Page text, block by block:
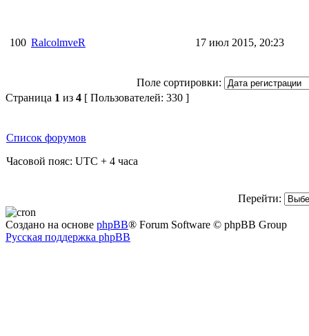
100 RalcolmveR 17 июл 2015, 20:23
Поле сортировки:
Страница 1 из 4 [ Пользователей: 330 ]
Список форумов
Часовой пояс: UTC + 4 часа
Перейти:
Создано на основе phpBB® Forum Software © phpBB Group
Русская поддержка phpBB